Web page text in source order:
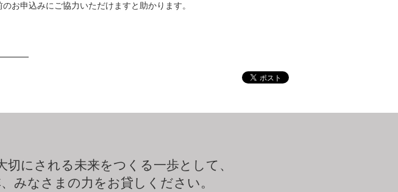
お申込みにご協力いただけますと助かります。
切にされる未来をつくる一歩として、
みなさまの力をお貸しください。